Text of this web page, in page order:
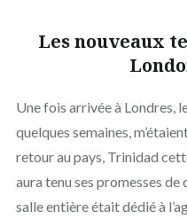
Les nouveaux
Une fois arrivée à Londres,
quelques semaines,
retour au pays, Trinidad
aura tenu ses promesses
salle entière était dédié à